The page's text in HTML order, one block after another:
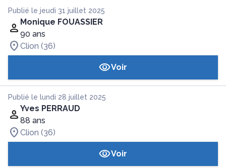
Publié le jeudi 31 juillet 2025
Monique FOUASSIER
90 ans
Clion (36)
Voir
Publié le lundi 28 juillet 2025
Yves PERRAUD
88 ans
Clion (36)
Voir